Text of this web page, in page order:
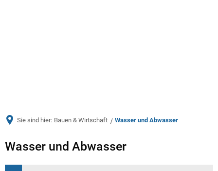
Sie sind hier: Bauen & Wirtschaft Wasser und Abwasser
Wasser
und
Wasser und Abwasser